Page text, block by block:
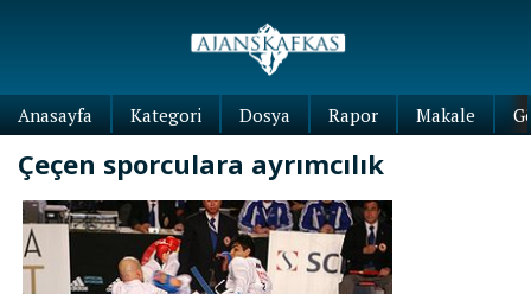
Anasayfa Kategori Dosya Rapor Makale
Çeçen sporculara ayrımcılık